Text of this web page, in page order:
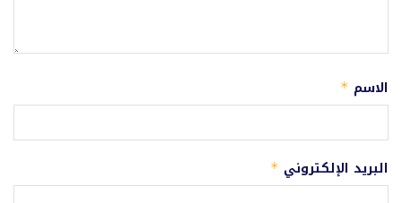
الاسم *
البريد الإلكتروني *